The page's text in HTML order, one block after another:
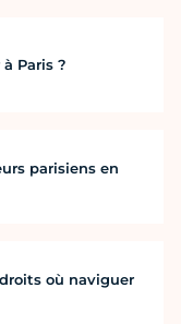
Paris ?
parisiens en
où naviguer